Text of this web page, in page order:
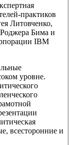
практиков
Литовченко,
Бима и
IBM
уровне.
всесторонние и